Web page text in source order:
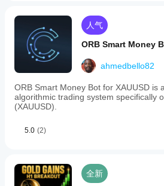
人气
ORB Smart Money
ahmedbello82
ORB Smart Money Bot for XAUUSD is
algorithmic trading system specifically
(XAUUSD).
5.0 (2)
全新